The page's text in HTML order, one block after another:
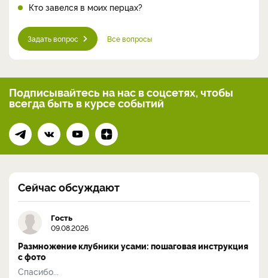
Кто завелся в моих перцах?
Задать вопрос Все вопросы
Подписывайтесь на нас в соцсетях, чтобы
всегдабыть в курсе событий
Сейчас обсуждают
Гость
09.08.2026
Размножение клубники усами: пошаговая инструкция
с фото
Спасибо...